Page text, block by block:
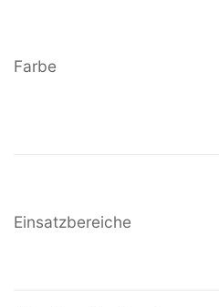
Farbe
Einsatzbereiche